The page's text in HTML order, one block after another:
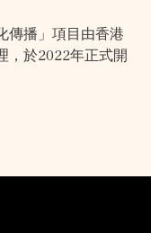
傳播」項目由香港
，於2022年正式開